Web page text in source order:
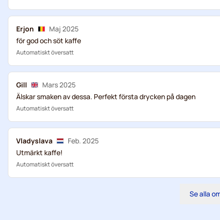
Erjon
Maj 2025
för god och söt kaffe
Automatiskt översatt
Gill
Mars 2025
Älskar smaken av dessa. Perfekt första drycken på dagen
Automatiskt översatt
Vladyslava
Feb. 2025
Utmärkt kaffe!
Automatiskt översatt
Se alla